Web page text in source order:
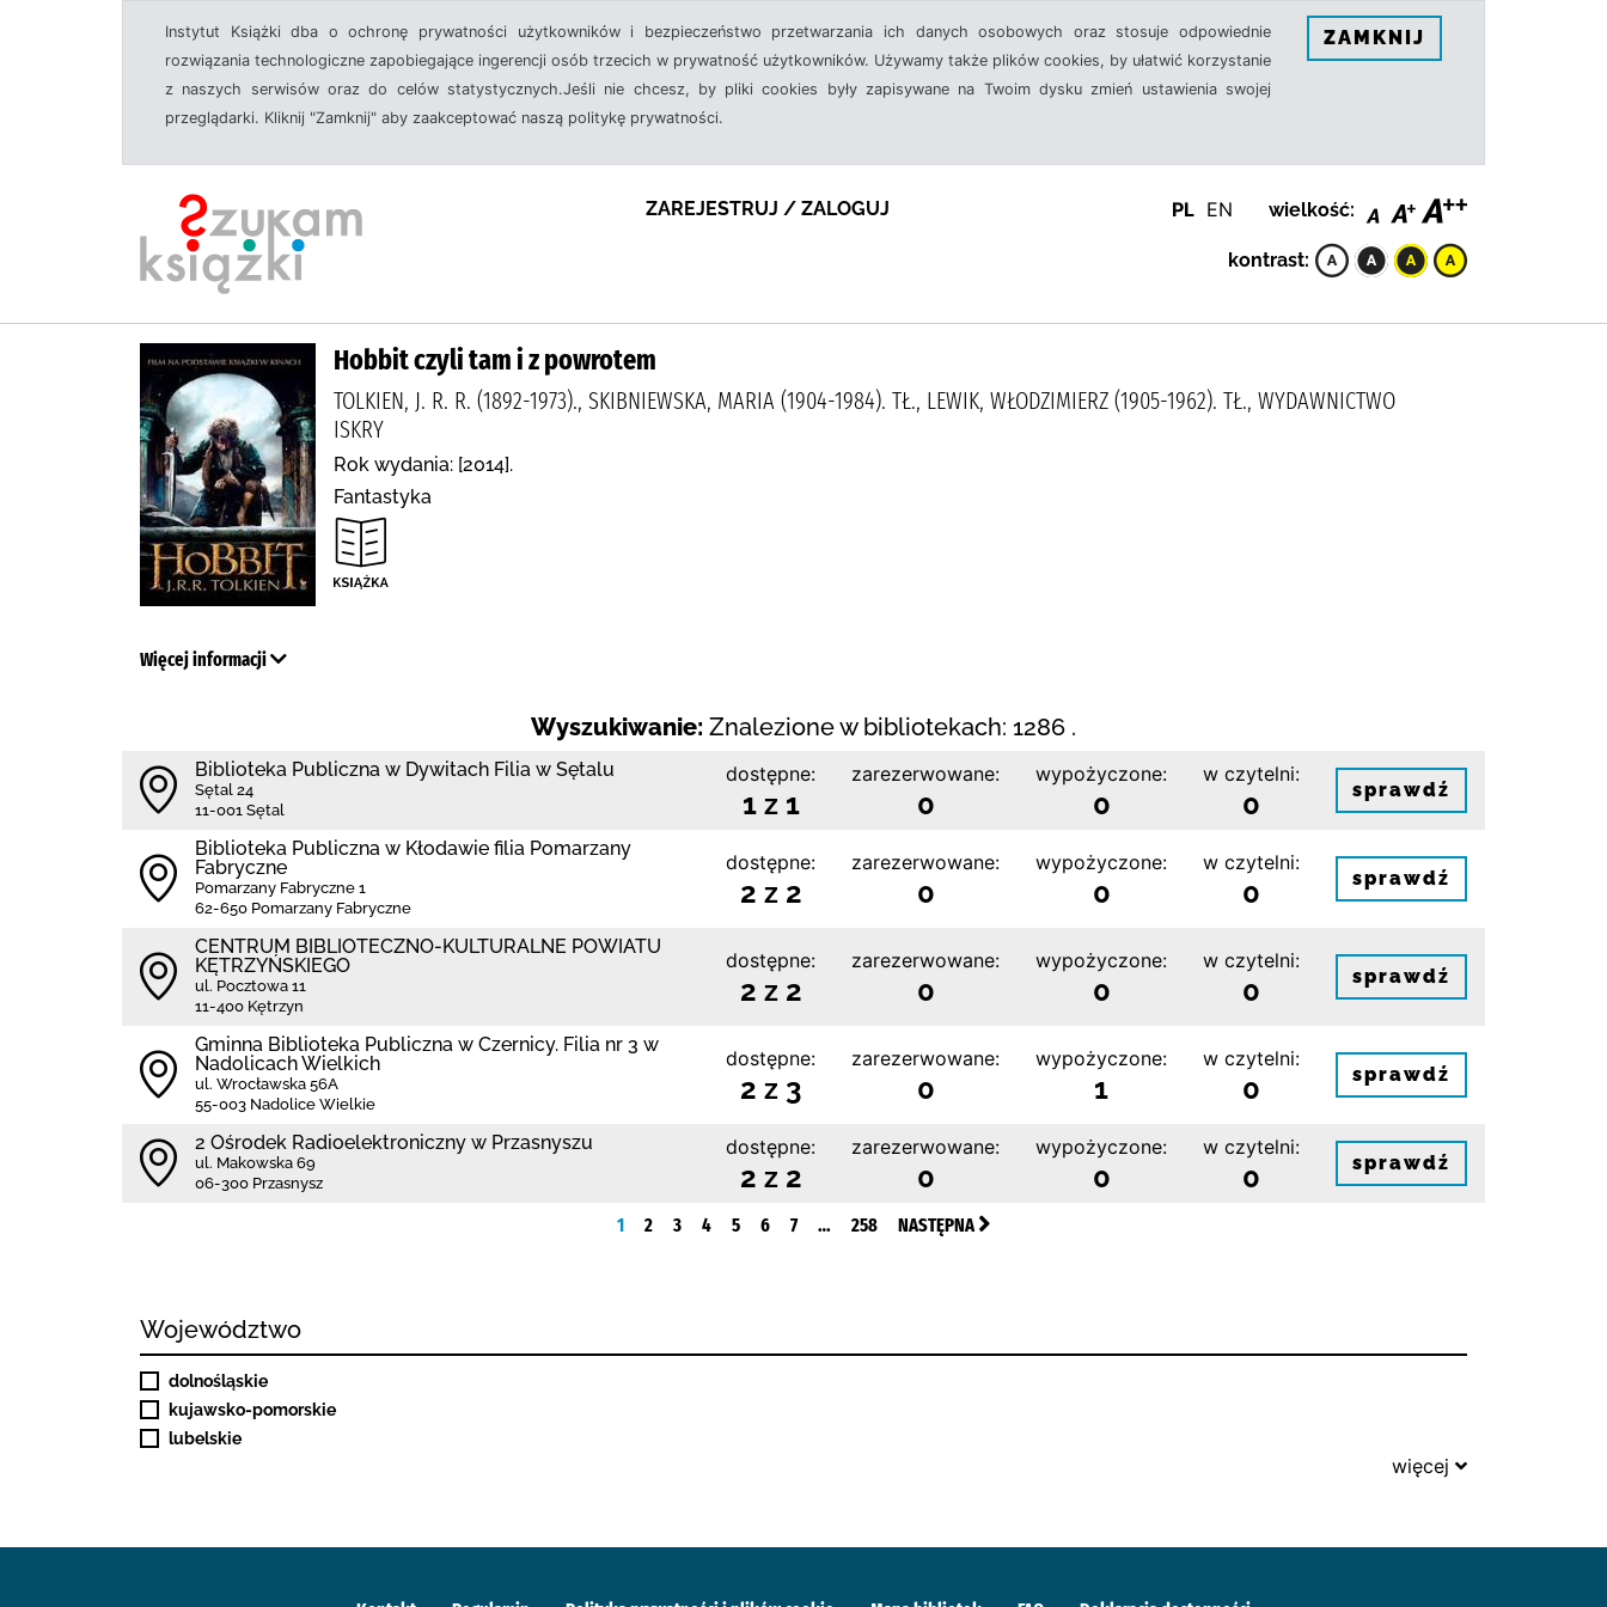
Instytut Książki dba o ochronę prywatności użytkowników i bezpieczeństwo przetwarzania ich danych osobowych oraz stosuje odpowiednie
rozwiązania technologiczne zapobiegające ingerencji osób trzecich w prywatność użytkowników. Używamy także plików cookies, by ułatwić korzystanie
z naszych serwisów oraz do celów statystycznych.Jeśli nie chcesz, by pliki cookies były zapisywane na Twoim dysku zmień ustawienia swojej
przeglądarki. Kliknij "Zamknij" aby zaakceptować naszą politykę prywatności.
ZAMKNIJ
ZAREJESTRUJ / ZALOGUJ PL EN wielkość:
kontrast:
Hobbit czyli tam i z powrotem
TOLKIEN, J. R. R. (1892-1973)., SKIBNIEWSKA, MARIA (1904-1984). TŁ., LEWIK, WŁODZIMIERZ (1905-1962). TŁ., WYDAWNICTWO
ISKRY
Rok wydania: [2014].
Fantastyka
Więcej informacji
Wyszukiwanie: Znalezione w bibliotekach: 1286 .
Biblioteka Publiczna w Dywitach Filia w Sętalu
Sętal 24
11-001 Sętal
dostępne:
1 z 1
zarezerwowane:
0
wypożyczone:
0
w czytelni:
0 sprawdź
Biblioteka Publiczna w Kłodawie filia Pomarzany
Fabryczne
Pomarzany Fabryczne 1
62-650 Pomarzany Fabryczne
dostępne:
2 z 2
zarezerwowane:
0
wypożyczone:
0
w czytelni:
0 sprawdź
CENTRUM BIBLIOTECZNO-KULTURALNE POWIATU
KĘTRZYŃSKIEGO
ul. Pocztowa 11
11-400 Kętrzyn
dostępne:
2 z 2
zarezerwowane:
0
wypożyczone:
0
w czytelni:
0 sprawdź
Gminna Biblioteka Publiczna w Czernicy. Filia nr 3 w
Nadolicach Wielkich
ul. Wrocławska 56A
55-003 Nadolice Wielkie
dostępne:
2 z 3
zarezerwowane:
0
wypożyczone:
1
w czytelni:
0 sprawdź
2 Ośrodek Radioelektroniczny w Przasnyszu
ul. Makowska 69
06-300 Przasnysz
dostępne:
2 z 2
zarezerwowane:
0
wypożyczone:
0
w czytelni:
0 sprawdź
1 2 3 4 5 6 7 … 258 NASTĘPNA
Województwo
dolnośląskie
kujawsko-pomorskie
lubelskie
więcej